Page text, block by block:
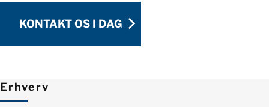
Erhverv
KONTAKT OS I DAG